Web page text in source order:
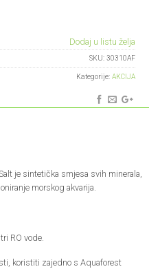
Dodaj u listu želja
SKU: 30310AF
Kategorije: AKCIJA
je sintetička smjesa svih minerala,
morskog akvarija.
RO vode.
koristiti zajedno s Aquaforest